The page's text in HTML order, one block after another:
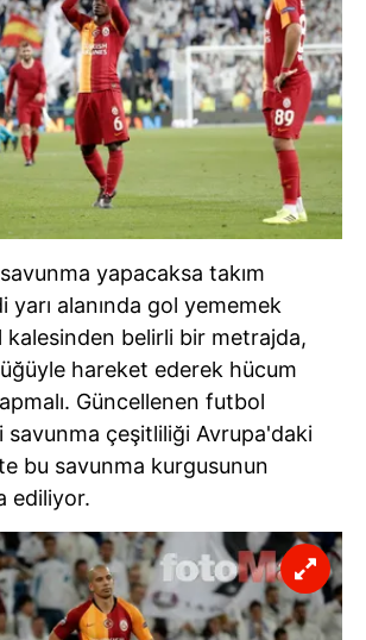
yapacaksa takım
yarı alanında gol yememek
kalesinden belirli bir metrajda,
hareket ederek hücum
Güncellenen futbol
savunma çeşitliliği Avrupa'daki
bu savunma kurgusunun
ediliyor.